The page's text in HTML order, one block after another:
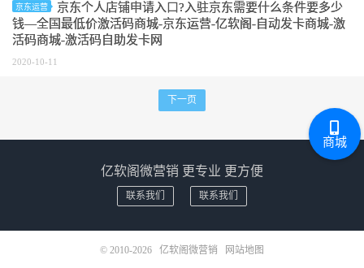
京东运营
京东个人店铺申请入口?入驻京东需要什么条件要多少
钱—全国最低价激活码商城-京东运营-亿软阁-自动发卡商城-激
活码商城-激活码自助发卡网
2020-10-11
下一页
亿软阁微营销 更专业 更方便
联系我们 联系我们
© 2010-2026 亿软阁微营销 网站地图
商城